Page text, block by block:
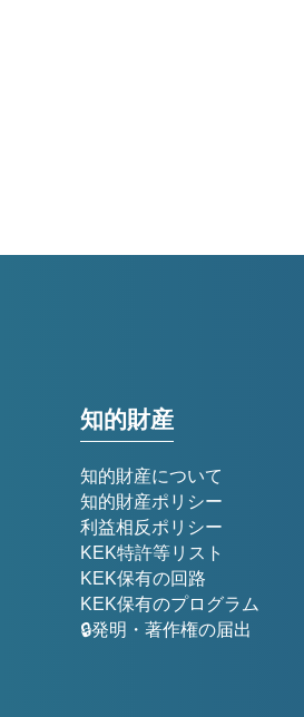
知的財産
知的財産について
知的財産ポリシー
利益相反ポリシー
KEK特許等リスト
KEK保有の回路
KEK保有のプログラム
🔒発明・著作権の届出